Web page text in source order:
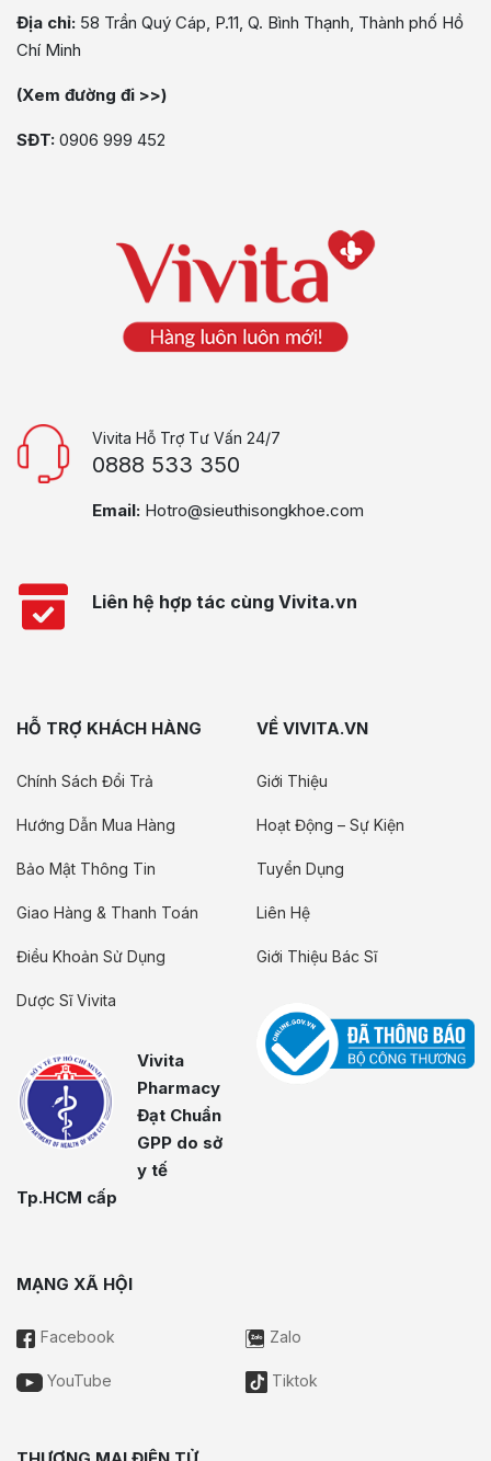
Địa chỉ: 58 Trần Quý Cáp, P.11, Q. Bình Thạnh, Thành phố Hồ
Chí Minh
(Xem đường đi >>)
SĐT: 0906 999 452
Vivita Hỗ Trợ Tư Vấn 24/7
0888 533 350
Email: Hotro@sieuthisongkhoe.com
Liên hệ hợp tác cùng Vivita.vn
HỖ TRỢ KHÁCH HÀNG
Chính Sách Đổi Trả
Hướng Dẫn Mua Hàng
Bảo Mật Thông Tin
Giao Hàng & Thanh Toán
Điều Khoản Sử Dụng
Dược Sĩ Vivita
Vivita
Pharmacy
Đạt Chuẩn
GPP do sở
y tế
Tp.HCM cấp
VỀ VIVITA.VN
Giới Thiệu
Hoạt Động – Sự Kiện
Tuyển Dụng
Liên Hệ
Giới Thiệu Bác Sĩ
MẠNG XÃ HỘI
Facebook Zalo
YouTube Tiktok